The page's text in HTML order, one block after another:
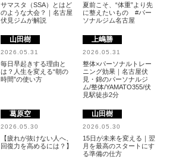
サマスタ（SSA）とはど
のような大会？｜名古屋
伏見ジムが解説
夏前こそ、“体重”より先
に整えたいもの #パー
ソナルジム名古屋
山田樹
2026.05.31
毎日早起きする理由と
は？人生を変える“朝の
時間”の使い方
上嶋勝
2026.05.31
整体×パーソナルトレー
ニング効果｜名古屋伏
見・錦のパーソナルジ
ム/整体/YAMATO355/伏
見駅徒歩2分
葛原空
2026.05.30
【疲れが抜けない人へ、
回復力を高めるには？】
山田樹
2026.05.30
15日が未来を変える｜翌
月を最高のスタートにす
る準備の仕方